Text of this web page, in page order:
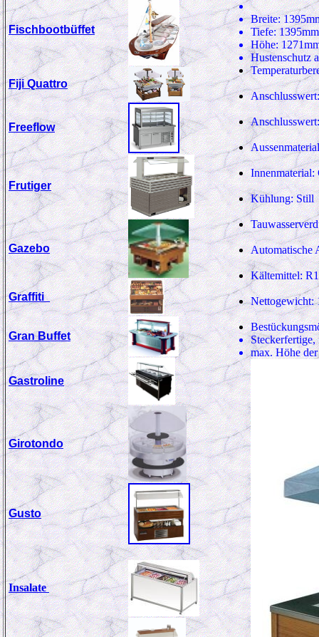
Fischbootbüffet
Fiji Quattro
Freeflow
Frutiger
Gazebo
Graffiti
Gran Buffet
Gastroline
Girotondo
Gusto
Insalate
Breite: 1395
Tiefe: 1395
Höhe: 1271
Hustenschutz
Innenmaterial:
Kühlung: Still
Automatische
Kältemittel:
Nettogewicht:
Steckerfertige,
max. Höhe